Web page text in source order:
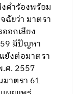
ำร้องพร้อม
ฉัยว่า มาตรา
อกเสียง
มีปัญหา
ย้งต่อมาตรา
ศ. 2557
าตรา 61